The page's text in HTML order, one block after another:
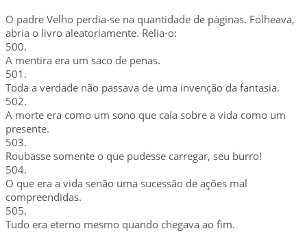
O padre Velho perdia-se na quantidade de páginas. Folheava,
abria o livro aleatoriamente. Relia-o:
500.
A mentira era um saco de penas.
501.
Toda a verdade não passava de uma invenção da fantasia.
502.
A morte era como um sono que caía sobre a vida como um
presente.
503.
Roubasse somente o que pudesse carregar, seu burro!
504.
O que era a vida senão uma sucessão de ações mal
compreendidas.
505.
Tudo era eterno mesmo quando chegava ao fim.